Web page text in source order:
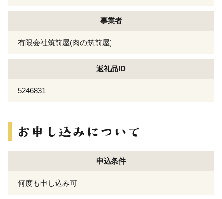
事業者
有限会社筑前屋(肉の筑前屋)
返礼品ID
5246831
申込条件
何度も申し込み可